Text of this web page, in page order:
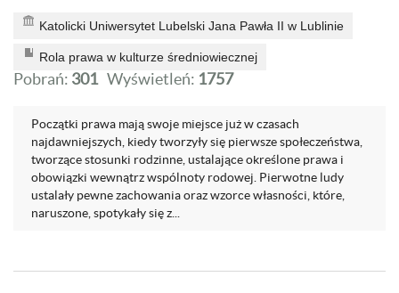
Katolicki Uniwersytet Lubelski Jana Pawła II w Lublinie
Rola prawa w kulturze średniowiecznej
Pobrań: 301 Wyświetleń: 1757
Początki prawa mają swoje miejsce już w czasach
najdawniejszych, kiedy tworzyły się pierwsze społeczeństwa,
tworzące stosunki rodzinne, ustalające określone prawa i
obowiązki wewnątrz wspólnoty rodowej. Pierwotne ludy
ustalały pewne zachowania oraz wzorce własności, które,
naruszone, spotykały się z...